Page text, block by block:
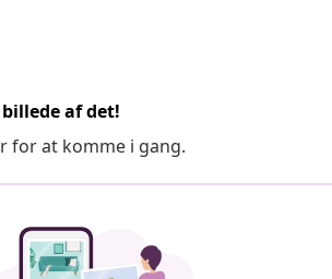
af det!
for at komme i gang.